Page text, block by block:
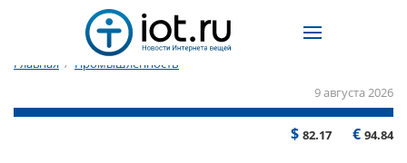
Главная / Промышленность
9 августа 2026
$ 82.17 € 94.84